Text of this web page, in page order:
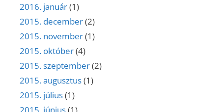
2016. január(1)
2015. december(2)
2015. november(1)
2015. október(4)
2015. szeptember(2)
2015. augusztus(1)
2015. július(1)
2015. június(1)